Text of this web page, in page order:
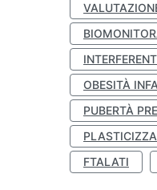
OBESITÀ
PUBERTÀ
FTALATI